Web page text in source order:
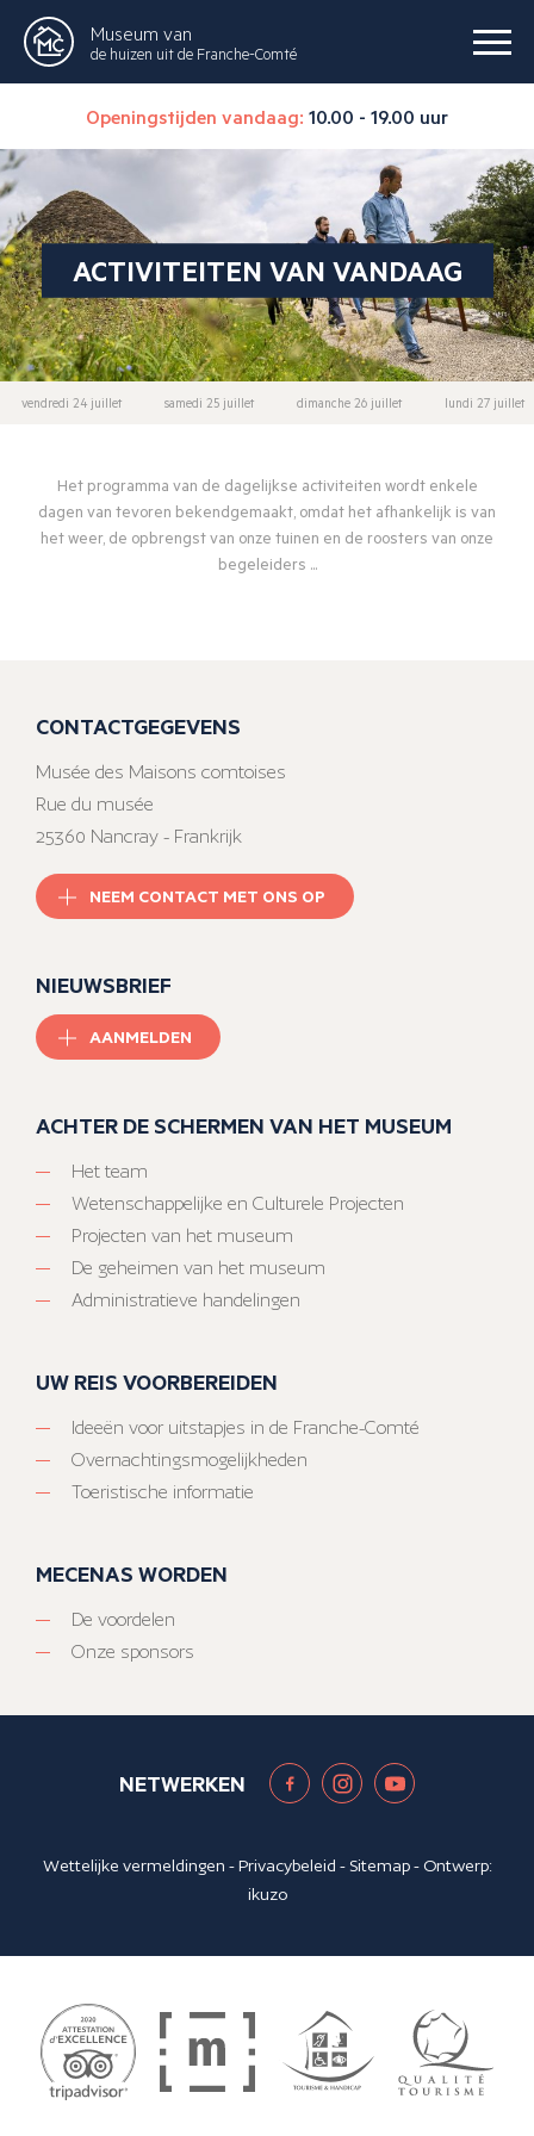
Museum van
de huizen uit de Franche-Comté
Openingstijden vandaag: 10.00 - 19.00 uur
ACTIVITEITEN VAN VANDAAG
vendredi 24 juillet samedi 25 juillet dimanche 26 juillet lundi 27 juillet
Het programma van de dagelijkse activiteiten wordt enkele
dagen van tevoren bekendgemaakt, omdat het afhankelijk is van
het weer, de opbrengst van onze tuinen en de roosters van onze
begeleiders ...
CONTACTGEGEVENS
Musée des Maisons comtoises
Rue du musée
25360 Nancray - Frankrijk
NEEM CONTACT MET ONS OP
NIEUWSBRIEF
AANMELDEN
ACHTER DE SCHERMEN VAN HET MUSEUM
Het team
Wetenschappelijke en Culturele Projecten
Projecten van het museum
De geheimen van het museum
Administratieve handelingen
UW REIS VOORBEREIDEN
Ideeën voor uitstapjes in de Franche-Comté
Overnachtingsmogelijkheden
Toeristische informatie
MECENAS WORDEN
De voordelen
Onze sponsors
NETWERKEN
Wettelijke vermeldingen -Privacybeleid - Sitemap- Ontwerp:
ikuzo